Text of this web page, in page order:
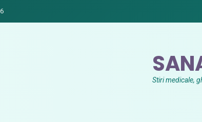
Stiri medicale,